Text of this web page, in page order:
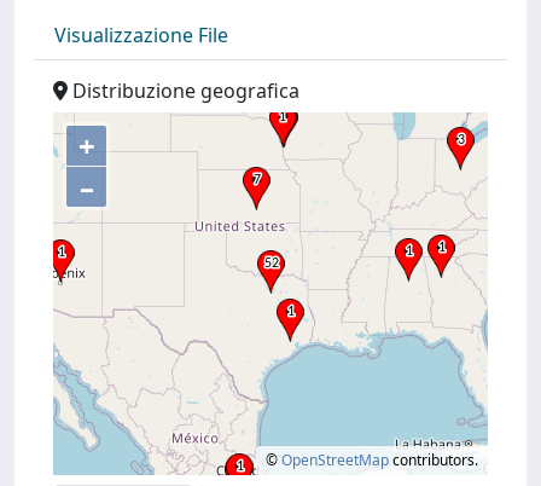
Visualizzazione File
Distribuzione geografica
+
–
©OpenStreetMapcontributors.